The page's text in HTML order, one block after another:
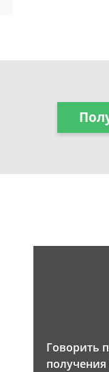
Говорить